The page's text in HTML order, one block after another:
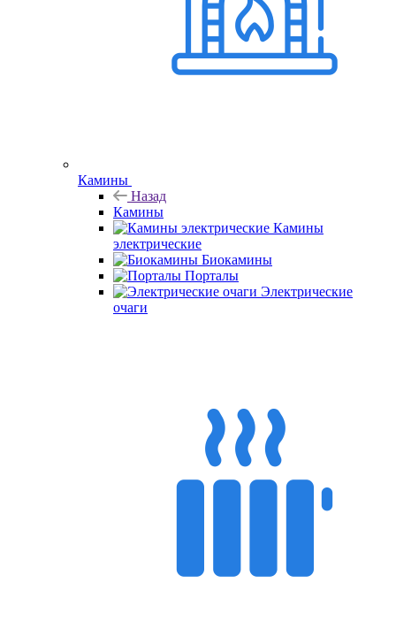
Камины
Назад
Камины
Камины
электрические
Биокамины
Порталы
Электрические
очаги